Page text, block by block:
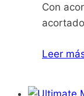
Con
Leer